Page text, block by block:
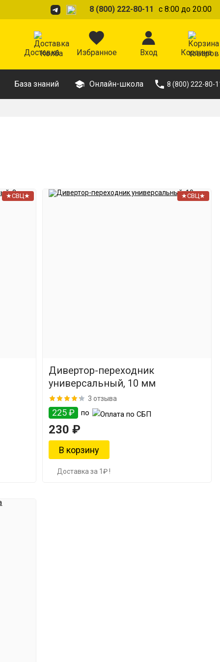
8 (800) 222-80-11 с 8:00 до 20:00
Доставка Избранное Вход Корзина
База знаний Онлайн-школа 8 (800) 222-80-
★СВЦ★ ★СВЦ★
Дивертор-переходник
универсальный, 10 мм
3 отзыва
225 ₽ по
230 ₽
Доставка за 1₽ !